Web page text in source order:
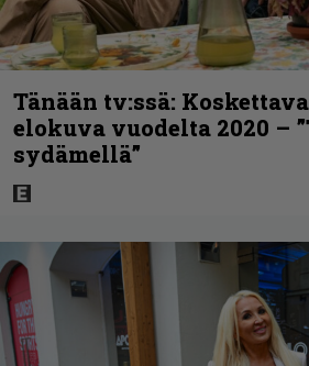
Tänään tv:ssä:
elokuva vuodelta 2020 –
sydämellä”